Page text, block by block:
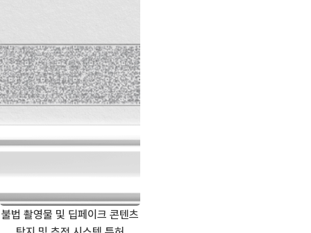
불법 촬영물 및 딥페이크 콘텐츠